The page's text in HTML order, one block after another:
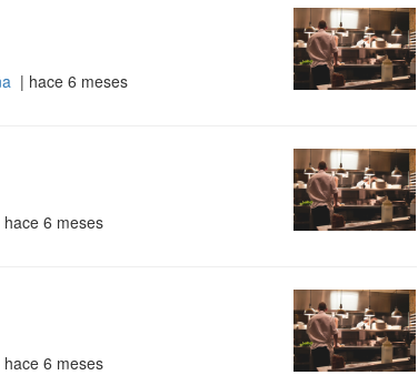
| hace 6 meses
hace 6 meses
hace 6 meses